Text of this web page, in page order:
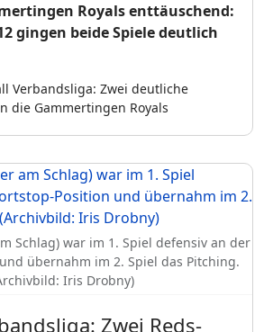
Royals enttäuschend:
gingen beide Spiele deutlich
Verbandsliga: Zwei deutliche
die Gammertingen Royals
Schlag) war im 1. Spiel defensiv an der
übernahm im 2. Spiel das Pitching.
Iris Drobny)
Zwei Reds-